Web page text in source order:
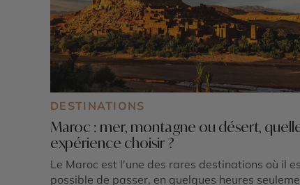
DESTINATIONS
Maroc : mer, montagne ou désert,
expérience choisir ?
Le Maroc est l'une des rares destinations où il
possible de passer, en quelques heures